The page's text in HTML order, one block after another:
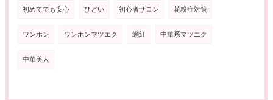
初めてでも安心 ひどい 初心者サロン 花粉症対策
ワンホン ワンホンマツエク 網紅 中華系マツエク
中華美人